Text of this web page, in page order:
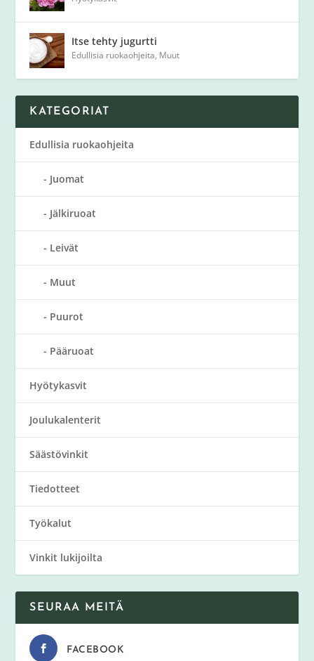
Itse tehty jugurtti
Edullisia ruokaohjeita, Muut
KATEGORIAT
Edullisia ruokaohjeita
Juomat
Jälkiruoat
Leivät
Muut
Puurot
Pääruoat
Hyötykasvit
Joulukalenterit
Säästövinkit
Tiedotteet
Työkalut
Vinkit lukijoilta
SEURAA MEITÄ
FACEBOOK